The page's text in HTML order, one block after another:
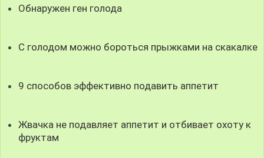
Обнаружен ген голода
С голодом можно бороться прыжками на скакалке
9 способов эффективно подавить аппетит
Жвачка не подавляет аппетит и отбивает охоту к
фруктам